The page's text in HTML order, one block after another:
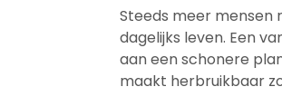
Steeds meer mensen
dagelijks leven. Een
aan een schonere
maakt herbruikbaar